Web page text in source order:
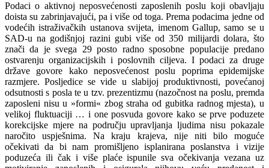
Podaci o aktivnoj neposvećenosti zaposlenih poslu koji obavljaju
doista su zabrinjavajući, pa i više od toga. Prema podacima jedne od
vodećih istraživačkih ustanova svijeta, imenom Gallup, samo se u
SAD-u na godišnjoj razini gubi više od 350 milijardi dolara, što
znači da je svega 29 posto radno sposobne populacije predano
ostvarenju organizacijskih i poslovnih ciljeva. I podaci za druge
države govore kako neposvećenost poslu poprima epidemijske
razmjere. Posljedice se vide u slabijoj produktivnosti, povećanoj
odsutnosti s posla te u tzv. prezentizmu (nazočnost na poslu, premda
zaposleni nisu u »formi« zbog straha od gubitka radnog mjesta), u
velikoj fluktuaciji … i one posvuda govore kako se prve poduzete
korekcijske mjere na području upravljanja ljudima nisu pokazale
naročito uspješnima. Na kraju krajeva, nije niti bilo moguće
očekivati da bi nam promišljeno isplanirana poslanstva i vizije
poduzeća ili čak i više plaće ispunile sva očekivanja vezana uz